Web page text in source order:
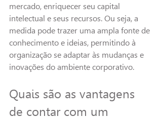
mercado, enriquecer seu capital
intelectual e seus recursos. Ou seja, a
medida pode trazer uma ampla fonte de
conhecimento e ideias, permitindo à
organização se adaptar às mudanças e
inovações do ambiente corporativo.
Quais são as vantagens
de contar com um